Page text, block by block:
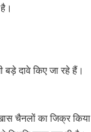
बड़े दावे किए जा रहे हैं।
चैनलों का जिक्र किया